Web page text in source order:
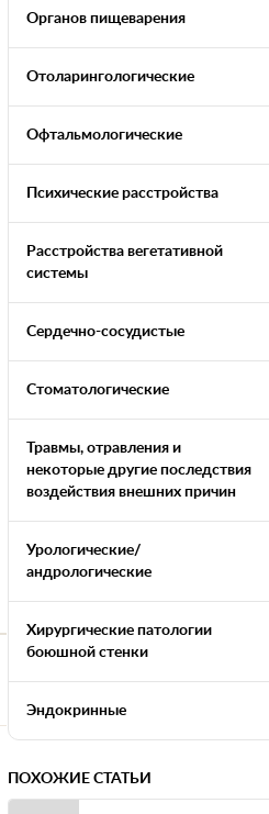
Органов пищеварения
Отоларингологические
Офтальмологические
Психические расстройства
Расстройства вегетативной
системы
Сердечно-сосудистые
Стоматологические
Травмы, отравления и
некоторые другие последствия
воздействия внешних причин
Урологические/
андрологические
Хирургические патологии
боюшной стенки
Эндокринные
ПОХОЖИЕ СТАТЬИ